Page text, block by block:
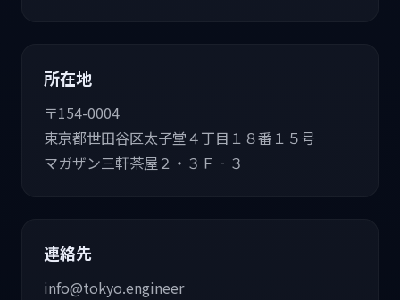
所在地
〒154-0004
東京都世田谷区太子堂４丁目１８番１５号
マガザン三軒茶屋２・３Ｆ‐３
連絡先
info@tokyo.engineer